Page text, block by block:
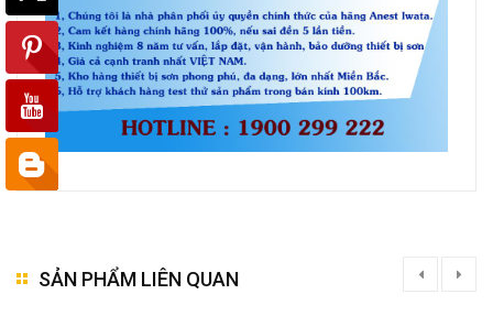
SẢN PHẨM LIÊN QUAN